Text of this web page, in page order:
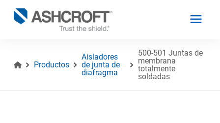
Productos
Aisladores
de junta de
diafragma
500-501 Juntas de
membrana
totalmente
soldadas